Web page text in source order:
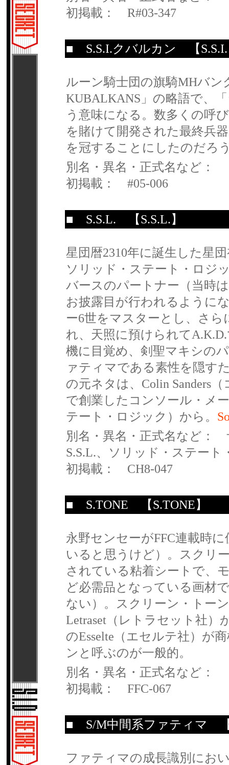
初掲載： R#03-347
■ S.S.I.クバルカン 【
ルーン騎士団の旗騎MHバン
KUBALKANS」の略語で、
う意味になる。数多くの呼
を賭けて開発された最終兵
を冠することにしたのだろ
別名・異名・正式名など：
初掲載： #05-006
■ S.S.L. 【S.S.L.】
星団暦2310年に誕生した星
ソリッド・ステート・ロジ
バースのパートナー（当時
お披露目が行われるように
ー6世をマスターとし、さ
れ、天照に預けられて
機に目覚め、剣聖マキシの
ァティマである素性を隠す
の元ネタは、Colin Sanders
で創業したコンソール・メ
テート・ロジック）から。
別名・異名・正式名など：
S.S.L.、ソリッド・ステート
初掲載： CH8-047
■ S.TONE 【S.TONE】
永野センセーがFFC連載時
いると思うけど）。スクリ
されている粘着シートで、
ど必需品となっている画材
ない）。スクリーン・トー
Letraset（レトラセット社
のEsselte（エセルテ社）が
ンと呼ぶのが一般的。
別名・異名・正式名など：
初掲載： FFC-067
■ S/M中間系ファティマ
ファティマの成長識別にお